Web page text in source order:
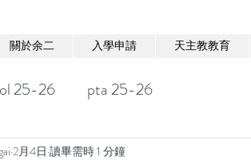
關於余二 入學申請 天主教教育
25-26 pta 25-26
2月4日 讀畢需時 1 分鐘